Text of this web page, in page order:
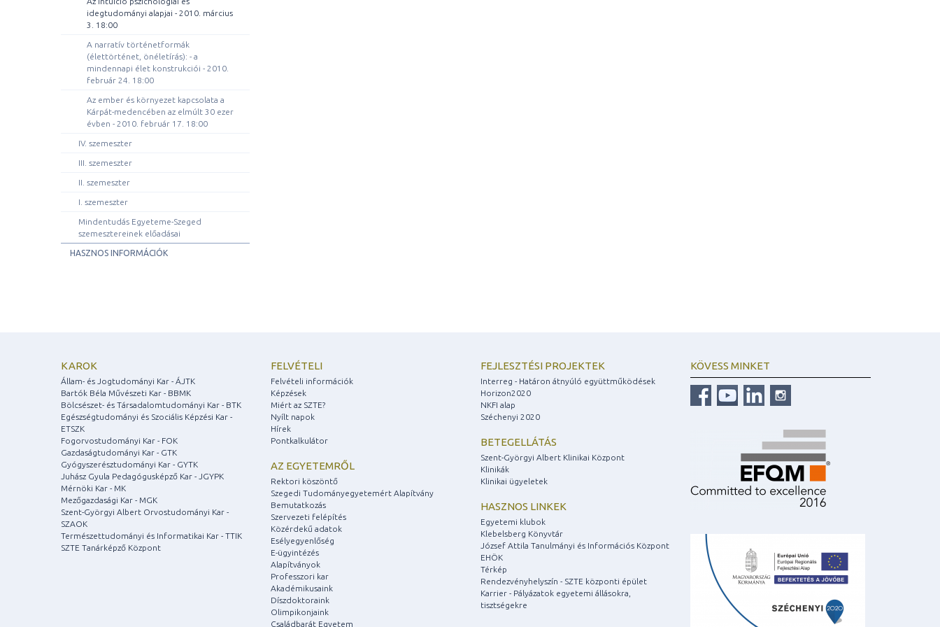
idegtudományi alapjai - 2010. március
3. 18:00
A narratív történetformák
(élettörténet, önéletírás): - a
mindennapi élet konstrukciói - 2010.
február 24. 18:00
Az ember és környezet kapcsolata a
Kárpát-medencében az elmúlt 30 ezer
évben - 2010. február 17. 18:00
IV. szemeszter
III. szemeszter
II. szemeszter
I. szemeszter
Mindentudás Egyeteme-Szeged
szemesztereinek előadásai
HASZNOS INFORMÁCIÓK
KAROK
Állam- és Jogtudományi Kar - ÁJTK
Bartók Béla Művészeti Kar - BBMK
Bölcsészet- és Társadalomtudományi Kar - BTK
Egészségtudományi és Szociális Képzési Kar -
ETSZK
Fogorvostudományi Kar - FOK
Gazdaságtudományi Kar - GTK
Gyógyszerésztudományi Kar - GYTK
Juhász Gyula Pedagógusképző Kar - JGYPK
Mérnöki Kar - MK
Mezőgazdasági Kar - MGK
Szent-Györgyi Albert Orvostudományi Kar -
SZAOK
Természettudományi és Informatikai Kar - TTIK
SZTE Tanárképző Központ
FELVÉTELI
Felvételi információk
Képzések
Miért az SZTE?
Nyílt napok
Hírek
Pontkalkulátor
AZ EGYETEMRŐL
Rektori köszöntő
Szegedi Tudományegyetemért Alapítvány
Bemutatkozás
Szervezeti felépítés
Közérdekű adatok
Esélyegyenlőség
E-ügyintézés
Alapítványok
Professzori kar
Akadémikusaink
Díszdoktoraink
Olimpikonjaink
Családbarát Egyetem
FEJLESZTÉSI PROJEKTEK
Interreg - Határon átnyúló együttműködések
Horizon2020
NKFI alap
Széchenyi 2020
BETEGELLÁTÁS
Szent-Györgyi Albert Klinikai Központ
Klinikák
Klinikai ügyeletek
HASZNOS LINKEK
Egyetemi klubok
Klebelsberg Könyvtár
József Attila Tanulmányi és Információs Központ
EHÖK
Térkép
Rendezvényhelyszín - SZTE központi épület
Karrier - Pályázatok egyetemi állásokra,
tisztségekre
KÖVESS MINKET